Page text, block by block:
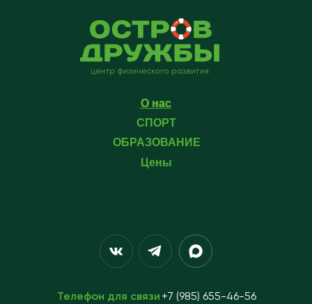
Цены
ОБРАЗОВАНИЕ
СПОРТ
О нас
О нас
Телефон для связи +7 (985) 655-46-56